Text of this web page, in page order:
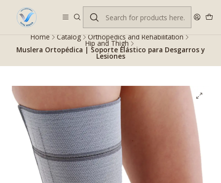
Despacho gratis en RM desde $100.000. Revisa las condiciones.
Home Catalog Orthopedics and Rehabilitation
Hip and Thigh
Muslera Ortopédica | Soporte Elástico para Desgarros y
Lesiones